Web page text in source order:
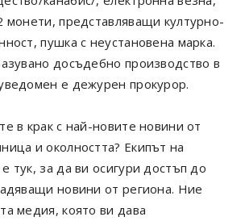
монети, представляващи културно-
пушка с неустановена марка.
досъдебно производство в
е дежурен прокурор.
в крак с най-новите новини от
и околността? Екипът на
тук, за да ви осигури достъп до
новини от региона. Ние
медия, която ви дава